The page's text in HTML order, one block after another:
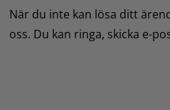
När du inte kan lösa ditt
oss. Du kan ringa, skicka e-